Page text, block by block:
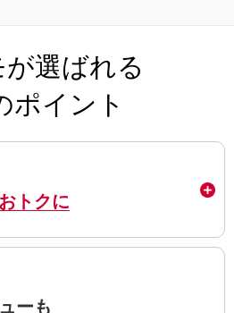
が選ばれる
ポイント
トクに
ーも